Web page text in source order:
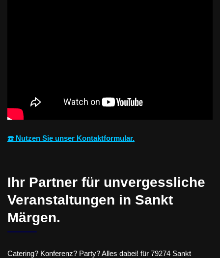
☎️ Nutzen Sie unser Kontaktformular.
Ihr Partner für unvergessliche
Veranstaltungen in Sankt
Märgen.
Catering? Konferenz? Party? Alles dabei! für 79274 Sankt